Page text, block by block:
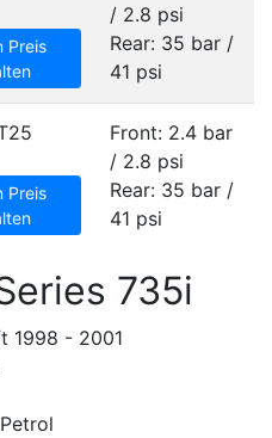
Preis
/ 2.8 psi
Rear: 35 bar /
41 psi
Preis
Front: 2.4 bar
/ 2.8 psi
Rear: 35 bar /
41 psi
735i
1998 - 2001